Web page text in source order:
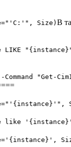
Size) В
LIKE
"Get-
like